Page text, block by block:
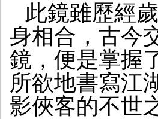
此鏡雖歷經
身相合，古今
鏡，便是掌握
所欲地書寫江
影俠客的不世